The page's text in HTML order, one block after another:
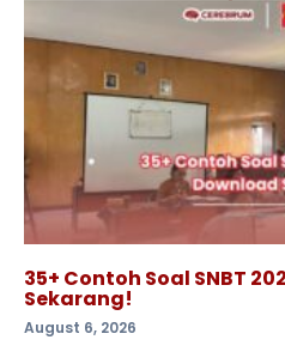
35+ Contoh Soal SNBT
Sekarang!
August 6, 2026